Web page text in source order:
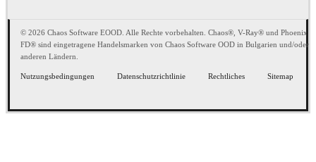
© 2026 Chaos Software EOOD. Alle Rechte vorbehalten. Chaos®, V-Ray® und Phoenix
FD® sind eingetragene Handelsmarken von Chaos Software OOD in Bulgarien und/oder
anderen Ländern.
Nutzungsbedingungen Datenschutzrichtlinie Rechtliches Sitemap